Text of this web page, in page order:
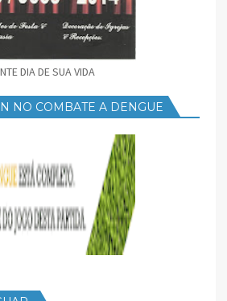
DIA DE SUA VIDA
NO COMBATE A DENGUE